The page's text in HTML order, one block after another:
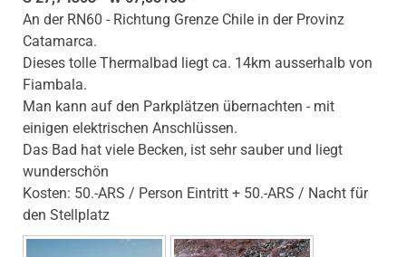
An der RN60 - Richtung Grenze Chile in der Provinz
Catamarca.
Dieses tolle Thermalbad liegt ca. 14km ausserhalb von
Fiambala.
Man kann auf den Parkplätzen übernachten - mit
einigen elektrischen Anschlüssen.
Das Bad hat viele Becken, ist sehr sauber und liegt
wunderschön
Kosten: 50.-ARS / Person Eintritt + 50.-ARS / Nacht für
den Stellplatz